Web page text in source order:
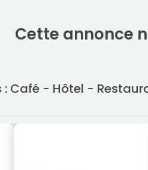
Cette annonce
: Café - Hôtel -